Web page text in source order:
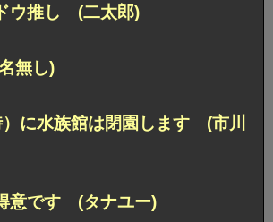
ウ推し (二太郎)
無し)
に水族館は閉園します (市川
意です (タナユー)